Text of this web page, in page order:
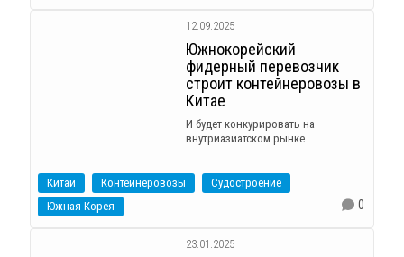
12.09.2025
Южнокорейский
фидерный перевозчик
строит контейнеровозы в
Китае
И будет конкурировать на
внутриазиатском рынке
Китай Контейнеровозы
Судостроение
Южная Корея
0
23.01.2025